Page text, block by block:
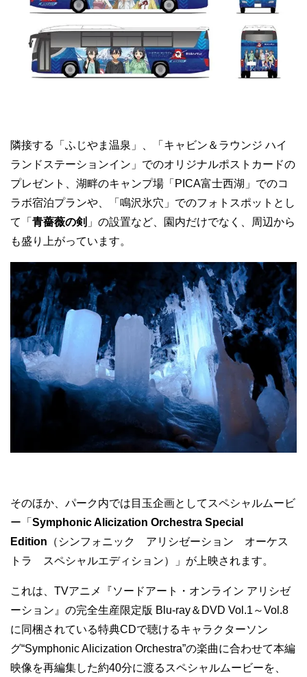
隣接する「ふじやま温泉」、「キャビン＆ラウンジ ハイ
ランドステーションイン」でのオリジナルポストカードの
プレゼント、湖畔のキャンプ場「PICA富士西湖」でのコ
ラボ宿泊プランや、「鳴沢氷穴」でのフォトスポットとし
て「 青薔薇の剣 」の設置など、園内だけでなく、周辺から
も盛り上がっています。
そのほか、パーク内では目玉企画としてスペシャルムービ
ー「 Symphonic Alicization Orchestra Special
Edition （シンフォニック アリシゼーション オーケス
トラ スペシャルエディション）」が上映されます。
これは、TVアニメ『ソードアート・オンライン アリシゼ
ーション』の完全生産限定版 Blu-ray＆DVD Vol.1～Vol.8
に同梱されている特典CDで聴けるキャラクターソン
グ“Symphonic Alicization Orchestra”の楽曲に合わせて本編
映像を再編集した約40分に渡るスペシャルムービーを、